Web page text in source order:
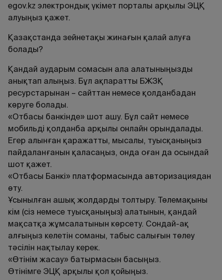
egov.kz электрондық үкімет порталы арқылы ЭЦҚ
алуыңыз қажет.
Қазақстанда зейнетақы жинағын қалай алуға
болады?
Қандай аударым сомасын ала алатыныңызды
анықтап алыңыз. Бұл ақпаратты БЖЗҚ
ресурстарынан – сайттан немесе қолданбадан
көруге болады.
«Отбасы банкінде» шот ашу. Бұл сайт немесе
мобильді қолданба арқылы онлайн орындалады.
Егер алынған қаражатты, мысалы, туысқаныңыз
пайдаланғанын қаласаңыз, онда оған да осындай
шот қажет.
«Отбасы Банкі» платформасында авторизациядан
өту.
Ұсынылған ашық жолдарды толтыру. Төлемақыны
кім (сіз немесе туысқаныңыз) алатынын, қандай
мақсатқа жұмсалатынын көрсету. Сондай-ақ
алғыңыз келетін соманы, табыс салығын төлеу
тәсілін нақтылау керек.
«Өтінім жасау» батырмасын басыңыз.
Өтінімге ЭЦҚ арқылы қол қойыңыз.